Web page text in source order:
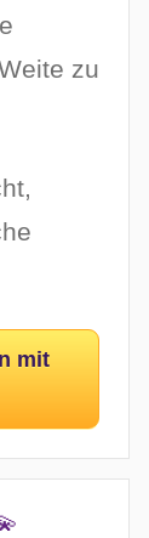
zu
mit